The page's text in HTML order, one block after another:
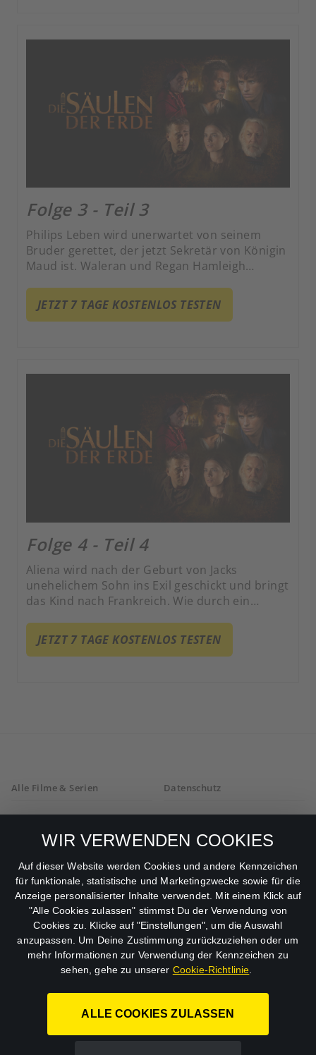
WIR VERWENDEN COOKIES
Auf dieser Website werden Cookies und andere Kennzeichen
für funktionale, statistische und Marketingzwecke sowie für die
Anzeige personalisierter Inhalte verwendet. Mit einem Klick auf
"Alle Cookies zulassen" stimmst Du der Verwendung von
Cookies zu. Klicke auf "Einstellungen", um die Auswahl
anzupassen. Um Deine Zustimmung zurückzuziehen oder um
mehr Informationen zur Verwendung der Kennzeichen zu
sehen, gehe zu unserer Cookie-Richtlinie
ALLE COOKIES ZULASSEN
Folge 3 - Teil 3
Philips Leben wird unerwartet von seinem
Bruder gerettet, der jetzt Sekretär von Königin
Maud ist. Waleran und Regan Hamleigh
dass sie die ganze Zeit auf ihrer Seite waren,
und wettern dann vor der Königin gegen Prior
JETZT 7 TAGE KOSTENLOS TESTEN
Folge 4 - Teil 4
Aliena wird nach der Geburt von Jacks
unehelichem Sohn ins Exil geschickt und bringt
das Kind nach Frankreich. Wie durch ein
ihm vom Einsturz der Kingsbridge Kathedrale.
JETZT 7 TAGE KOSTENLOS TESTEN
Alle Filme & Serien
AGB
Impressum
Abo kündigen
Datenschutz